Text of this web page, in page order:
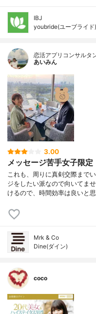
IBJ
youbride(ユーブライド)
恋活アプリコンサルタ
あいみん
3.00
メッセージ苦手女子限定
これも、周りに真剣交際まで
ジをしたい派なので向いてま
けるので、時間効率は良いと
Mrk & Co
Dine(ダイン)
coco